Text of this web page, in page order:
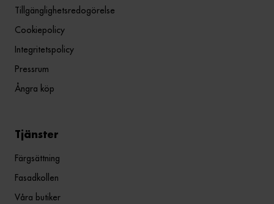
Tillgänglighetsredogörelse
Cookiepolicy
Integritetspolicy
Pressrum
Ångra köp
Tjänster
Färgsättning
Fasadkollen
Våra butiker